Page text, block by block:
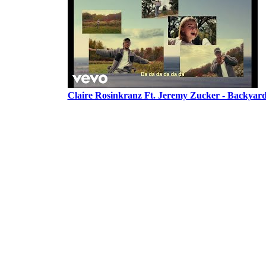
Claire Rosinkranz Ft. Jeremy Zucker -